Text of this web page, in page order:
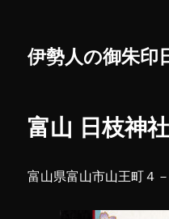
伊勢人の御朱印
富山 日枝神
富山県富山市山王町４